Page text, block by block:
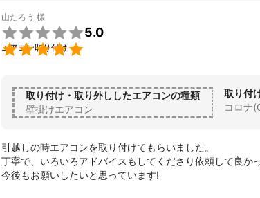
山たろう 様


5.0
エアコン取り付け
取り付け・取り外ししたエアコンの種類
壁掛けエアコン
取り付
コロナ
引越しの時エアコンを取り付けてもらいました。
丁寧で、いろいろアドバイスもしてくださり依頼して良か
今後もお願いしたいと思っています!